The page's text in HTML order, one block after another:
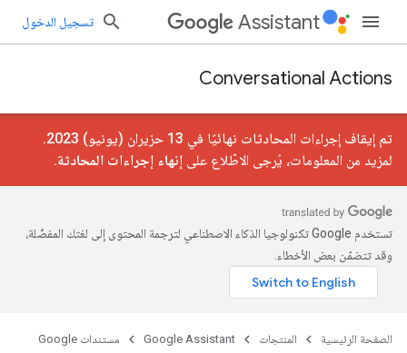
Assistant تسجيل الدخول
Conversational Actions
تم إيقاف إجراءات المحادثات نهائيًا في 13 حزيران (يونيو) 2023.
لمزيد من المعلومات، يُرجى الاطّلاع على إنهاء إجراءات المحادثة.
تستخدم Google تكنولوجيا الذكاء الاصطناعي لترجمة المحتوى إلى لغتك المفضّلة،
وقد تتضمّن بعض الأخطاء.
الصفحة الرئيسية المنتجات Google Assistant
مستندات Google